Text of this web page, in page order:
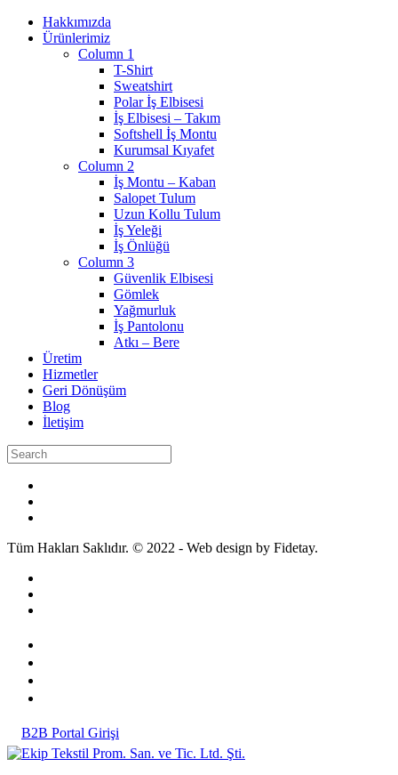
Hakkımızda
Ürünlerimiz
Column 1
T-Shirt
Sweatshirt
Polar İş Elbisesi
İş Elbisesi – Takım
Softshell İş Montu
Kurumsal Kıyafet
Column 2
İş Montu – Kaban
Salopet Tulum
Uzun Kollu Tulum
İş Yeleği
İş Önlüğü
Column 3
Güvenlik Elbisesi
Gömlek
Yağmurluk
İş Pantolonu
Atkı – Bere
Üretim
Hizmetler
Geri Dönüşüm
Blog
İletişim
Tüm Hakları Saklıdır. © 2022 - Web design by Fidetay.
B2B Portal Girişi